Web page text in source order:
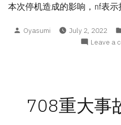
本次停机造成的影响，nf表示
Posted
Oyasumi July 2, 2022
Leave a
708重大事